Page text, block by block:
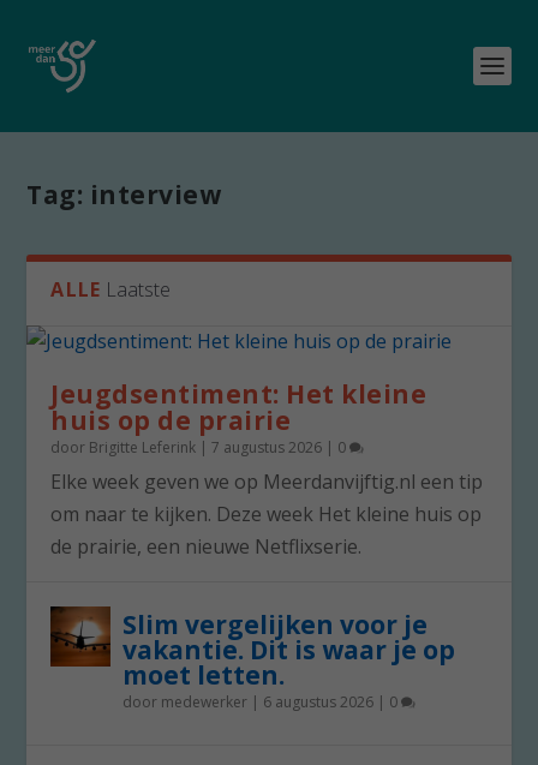
Tag: interview
ALLE Laatste
Jeugdsentiment: Het kleine
huis op de prairie
door Brigitte Leferink |7 augustus 2026 | 0
Elke week geven we op Meerdanvijftig.nl een tip
om naar te kijken. Deze week Het kleine huis op
de prairie, een nieuwe Netflixserie.
Slim vergelijken voor je
vakantie. Dit is waar je op
moet letten.
door medewerker | 6 augustus 2026 | 0